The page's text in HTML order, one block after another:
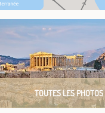
TOUTES LES PHOTOS